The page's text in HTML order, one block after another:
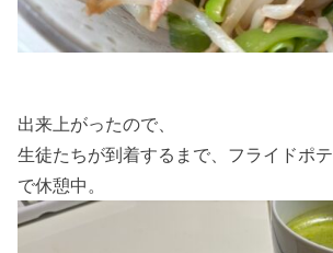
出来上がったので、
生徒たちが到着するまで、フライドポ
で休憩中。